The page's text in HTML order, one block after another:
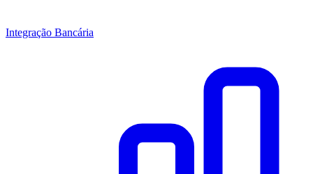
Integração Bancária